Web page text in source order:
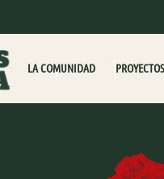
LA COMUNIDAD PROYECTOS